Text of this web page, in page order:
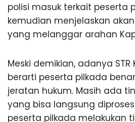
polisi masuk terkait peserta
kemudian menjelaskan
yang melanggar arahan
Meski demikian, adanya
berarti peserta pilkada
jeratan hukum. Masih ada
yang bisa langsung
peserta pilkada melakukan